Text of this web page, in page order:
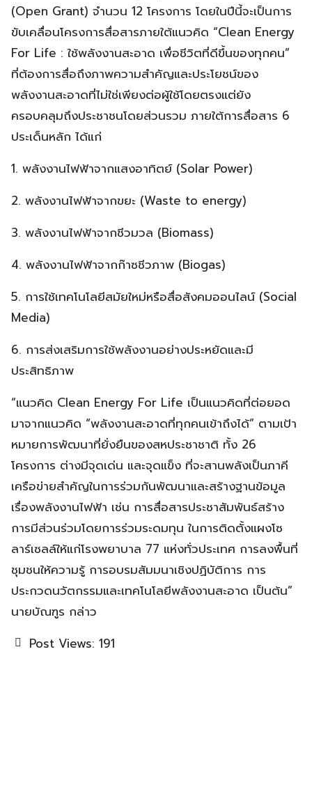
(Open Grant) จำนวน 12 โครงการ โดยในปีนี้จะเป็นการ
ขับเคลื่อนโครงการสื่อสารภายใต้แนวคิด “Clean Energy
For Life : ใช้พลังงานสะอาด เพื่อชีวิตที่ดีขึ้นของทุกคน”
ที่ต้องการสื่อถึงภาพความสำคัญและประโยชน์ของ
พลังงานสะอาดที่ไม่ใช่เพียงต่อผู้ใช้โดยตรงแต่ยัง
ครอบคลุมถึงประชาชนโดยส่วนรวม ภายใต้การสื่อสาร 6
ประเด็นหลัก ได้แก่
1. พลังงานไฟฟ้าจากแสงอาทิตย์ (Solar Power)
2. พลังงานไฟฟ้าจากขยะ (Waste to energy)
3. พลังงานไฟฟ้าจากชีวมวล (Biomass)
4. พลังงานไฟฟ้าจากก๊าซชีวภาพ (Biogas)
5. การใช้เทคโนโลยีสมัยใหม่หรือสื่อสังคมออนไลน์ (Social
Media)
6. การส่งเสริมการใช้พลังงานอย่างประหยัดและมี
ประสิทธิภาพ
“แนวคิด Clean Energy For Life เป็นแนวคิดที่ต่อยอด
มาจากแนวคิด “พลังงานสะอาดที่ทุกคนเข้าถึงได้” ตามเป้า
หมายการพัฒนาที่ยั่งยืนของสหประชาชาติ ทั้ง 26
โครงการ ต่างมีจุดเด่น และจุดแข็ง ที่จะสานพลังเป็นภาคี
เครือข่ายสำคัญในการร่วมกันพัฒนาและสร้างฐานข้อมูล
เรื่องพลังงานไฟฟ้า เช่น การสื่อสารประชาสัมพันธ์สร้าง
การมีส่วนร่วมโดยการร่วมระดมทุน ในการติดตั้งแผงโซ
ลาร์เซลล์ให้แก่โรงพยาบาล 77 แห่งทั่วประเทศ การลงพื้นที่
ชุมชนให้ความรู้ การอบรมสัมมนาเชิงปฏิบัติการ การ
ประกวดนวัตกรรมและเทคโนโลยีพลังงานสะอาด เป็นต้น”
นายบัณฑูร กล่าว
Post Views: 191